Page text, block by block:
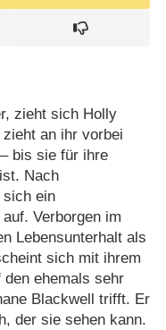
zieht sich Holly
an ihr vorbei
bis sie für ihre
Nach
sich ein
Verborgen im
Lebensunterhalt als
sich mit ihrem
ehemals sehr
Blackwell trifft. Er
der sie sehen kann.